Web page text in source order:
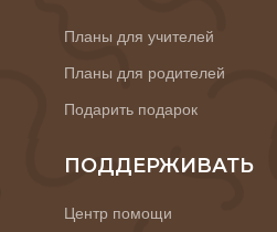
Планы для учителей
Планы для родителей
Подарить подарок
ПОДДЕРЖИВАТЬ
Центр помощи